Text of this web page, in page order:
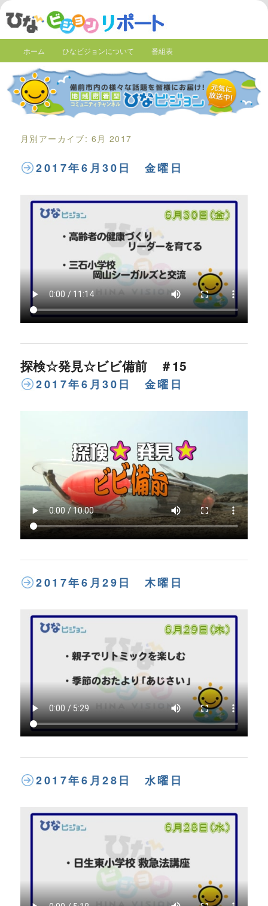
ホーム ひなビジョンについて 番組表
月別アーカイブ: 6月 2017
2017年6月30日 金曜日
探検☆発見☆ビビ備前 ＃15
2017年6月30日 金曜日
2017年6月29日 木曜日
2017年6月28日 水曜日